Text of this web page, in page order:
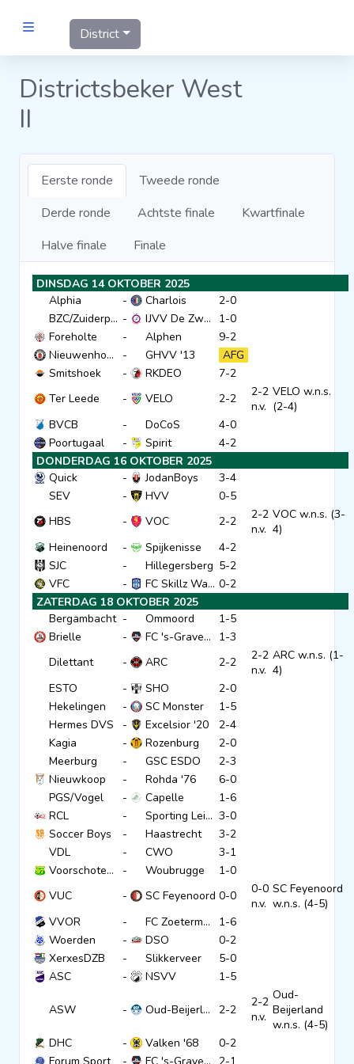
Statistieken
VROUWEN
Clubs
Wedstrijden
Statistieken
Voetbalpiramide
Overige links
District
Districtsbeker West
II
Eerste ronde
Tweede ronde
Derde ronde
Achtste finale
Kwartfinale
Halve finale
Finale
DINSDAG 14 OKTOBER 2025
Alphia
- Charlois
2-0
BZC/Zuiderpark
- IJVV De Zwervers
1-0
Foreholte
- Alphen
9-2
Nieuwenhoorn
- GHVV '13
AFG
Smitshoek
- RKDEO
7-2
Ter Leede
- VELO 2-2
2-2
n.v.
VELO w.n.s.
(2-4)
BVCB
- DoCoS
4-0
Poortugaal
- Spirit
4-2
DONDERDAG 16 OKTOBER 2025
Quick
- JodanBoys
3-4
SEV
- HVV
0-5
HBS
- VOC 2-2
2-2
n.v.
VOC w.n.s. (3-
4)
Heinenoord
- Spijkenisse
4-2
SJC
- Hillegersberg 5-2
VFC
- FC Skillz Wateringse Veld
0-2
ZATERDAG 18 OKTOBER 2025
Bergambacht - Ommoord
1-5
Brielle
- FC 's-Gravenzande
1-3
Dilettant
- ARC 2-2
2-2
n.v.
ARC w.n.s. (1-
4)
ESTO
- SHO
2-0
Hekelingen
- SC Monster
1-5
Hermes DVS
- Excelsior '20
2-4
Kagia
- Rozenburg
2-0
Meerburg
- GSC ESDO
2-3
Nieuwkoop
- Rohda '76
6-0
PGS/Vogel
- Capelle
1-6
RCL
- Sporting Leiden
3-0
Soccer Boys
- Haastrecht
3-2
VDL
- CWO
3-1
Voorschoten '97
- Woubrugge
1-0
VUC
- SC Feyenoord 0-0
0-0
n.v.
SC Feyenoord
w.n.s. (4-5)
VVOR
- FC Zoetermeer
1-6
Woerden
- DSO
0-2
XerxesDZB
- Slikkerveer
5-0
ASC
- NSVV 1-5
ASW - Oud-Beijerland 2-2
2-2
n.v.
Oud-
Beijerland
w.n.s. (4-5)
DHC
- Valken '68
0-2